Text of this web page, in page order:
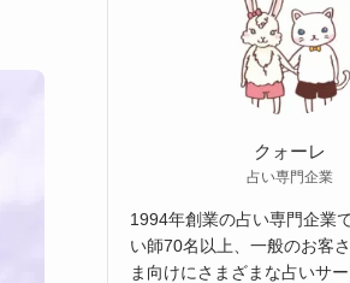
クォーレ
占い専門企業
1994年創業の占い専門企業
い師70名以上、一般のお客
ま向けにさまざまな占いサ